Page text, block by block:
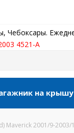
Чебоксары.
4521-A
на крышу
Maverick 2001/9-2003/